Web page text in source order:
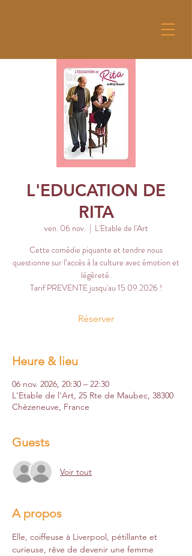
L'EDUCATION DE
RITA
ven. 06 nov.
  |
L'Etable de l'Art
Cette comédie piquante et tendre nous
questionne sur l’accès à la culture avec émotion et
légèreté.
Tarif PREVENTE jusqu'au 15 09 2026 !
Réserver
Heure & lieu
06 nov. 2026, 20:30 – 22:30
L'Etable de l'Art, 25 Rte de Maubec, 38300
Chèzeneuve, France
Guests
Voir tout
A propos
Elle, coiffeuse à Liverpool, pétillante et
curieuse, rêve de devenir une femme